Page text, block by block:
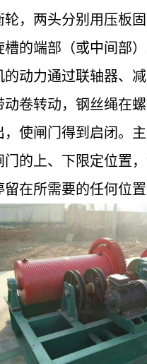
轮，两头分别用压板
槽的端部（或中间部）
的动力通过联轴器、
动卷转动，钢丝绳在
，使闸门得到启闭。
门的上、下限定位置
留在所需要的任何位置